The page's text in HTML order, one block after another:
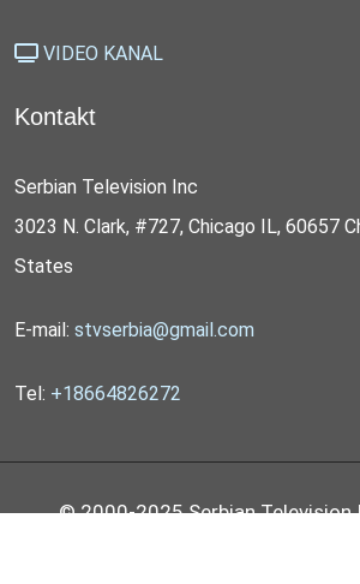
VIDEO KANAL
Kontakt
Serbian Television Inc
3023 N. Clark, #727, Chicago IL, 60657
States
E-mail: stvserbia@gmail.com
Tel: +18664826272
© 2000-2025 Serbian Television